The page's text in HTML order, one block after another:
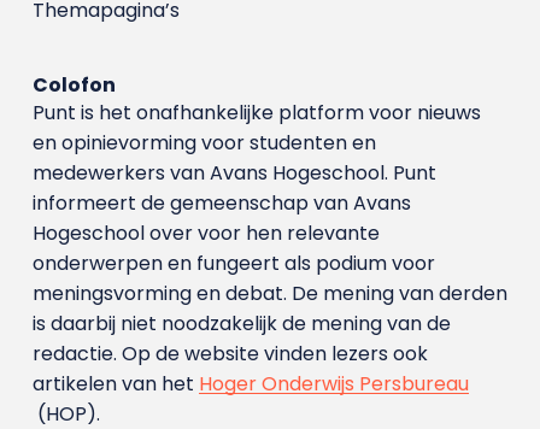
Themapagina’s
Colofon
Punt is het onafhankelijke platform voor nieuws
en opinievorming voor studenten en
medewerkers van Avans Hoge­school. Punt
informeert de gemeenschap van Avans
Hogeschool over voor hen relevante
onderwerpen en fungeert als podium voor
meningsvorming en debat. De mening van derden
is daarbij niet noodzakelijk de mening van de
redactie. Op de website vinden lezers ook
artikelen van het Hoger Onderwijs Persbureau
(HOP).